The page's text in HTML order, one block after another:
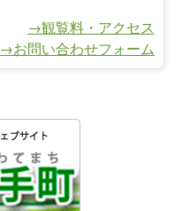
→観覧料・アクセス
→お問い合わせフォーム